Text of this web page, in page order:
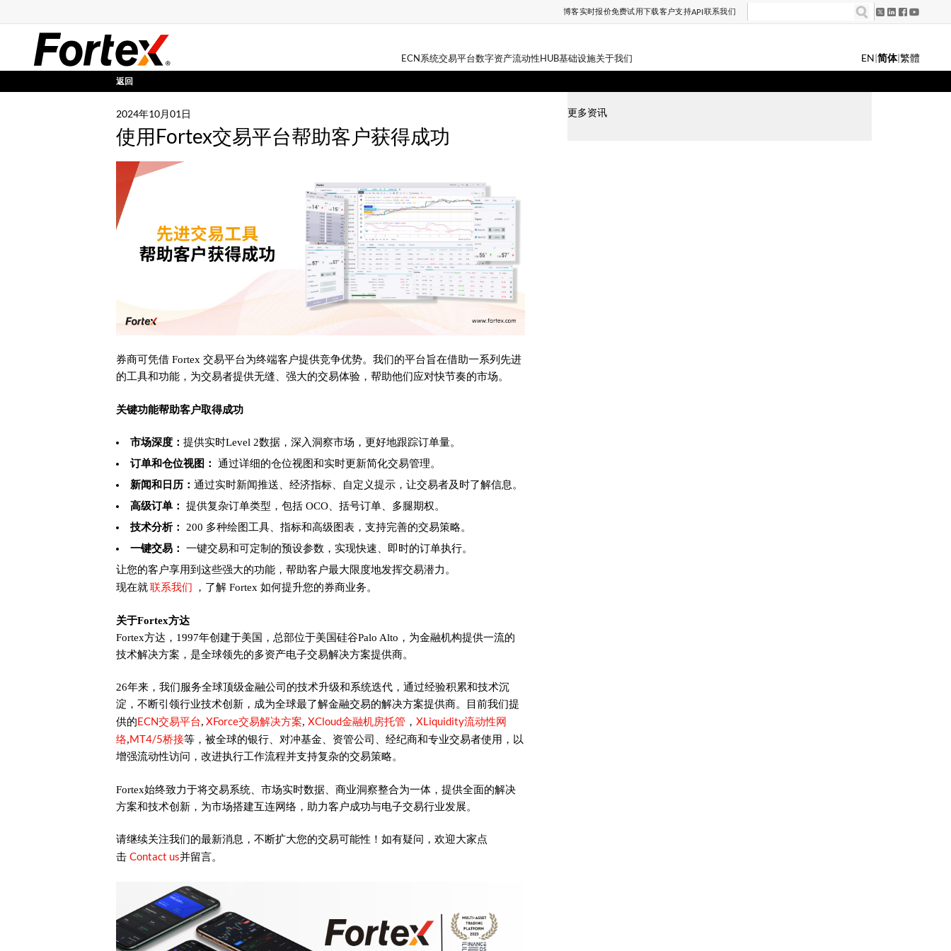
博客实时报价免费试用下载客户支持API联系我们
ECN系统交易平台数字资产流动性HUB基础设施关于我们 EN|简体|繁體
返回
2024年10月01日
使用Fortex交易平台帮助客户获得成功
券商可凭借 Fortex 交易平台为终端客户提供竞争优势。我们的平台旨在借助一系列先进
的工具和功能，为交易者提供无缝、强大的交易体验，帮助他们应对快节奏的市场。
关键功能帮助客户取得成功
市场深度： 提供实时Level 2数据，深入洞察市场，更好地跟踪订单量。
订单和仓位视图：
通过详细的仓位视图和实时更新简化交易管理。
新闻和日历： 通过实时新闻推送、经济指标、自定义提示，让交易者及时了解信息。
高级订单：
提供复杂订单类型，包括 OCO、括号订单、多腿期权。
技术分析：
200 多种绘图工具、指标和高级图表，支持完善的交易策略。
一键交易：
一键交易和可定制的预设参数，实现快速、即时的订单执行。
让您的客户享用到这些强大的功能，帮助客户最大限度地发挥交易潜力。
现在就联系我们 ，了解 Fortex 如何提升您的券商业务。
关于Fortex方达
Fortex方达，1997年创建于美国，总部位于美国硅谷Palo Alto，为金融机构提供一流的
技术解决方案，是全球领先的多资产电子交易解决方案提供商。
26年来，我们服务全球顶级金融公司的技术升级和系统迭代，通过经验积累和技术沉
淀，不断引领行业技术创新，成为全球最了解金融交易的解决方案提供商。目前我们提
供的ECN交易平台, XForce交易解决方案, XCloud金融机房托管 ， XLiquidity流动性网
络,MT4/5桥接等，被全球的银行、对冲基金、资管公司、经纪商和专业交易者使用，以
增强流动性访问，改进执行工作流程并支持复杂的交易策略。
Fortex始终致力于将交易系统、市场实时数据、商业洞察整合为一体，提供全面的解决
方案和技术创新，为市场搭建互连网络，助力客户成功与电子交易行业发展。
请继续关注我们的最新消息，不断扩大您的交易可能性！如有疑问，欢迎大家点
击 Contact us并留言。
更多资讯